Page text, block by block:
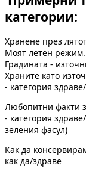
категории:
Хранене през
Моят летен режим.
Градината -
Храните като
- категория
Любопитни факти
- категория
зеления фасул)
Как да
как да/здраве